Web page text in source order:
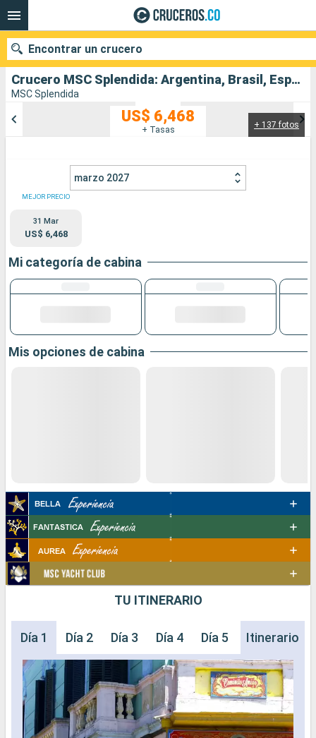
Crucero MSC Splendida: Argentina, Brasil, España, Francia, Italia salida desde Buenos Aires
MSC Splendida
+ 137 fotos
US$ 6,468
+ Tasas
marzo 2027
MEJOR PRECIO
31 Mar
US$ 6,468
Mi categoría de cabina
Mis opciones de cabina
TU ITINERARIO
Día 1 Día 2 Día 3 Día 4 Día 5 Día 6 Día
Itinerario
Encontrar un crucero
Puertos Compañías